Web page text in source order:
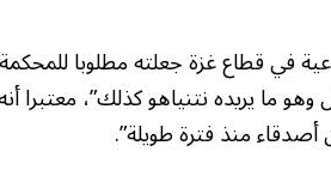
في قطاع غزة جعلته مطلوبا للمحكمة
ما يريده نتنياهو كذلك”، معتبرا
منذ فترة طويلة”.